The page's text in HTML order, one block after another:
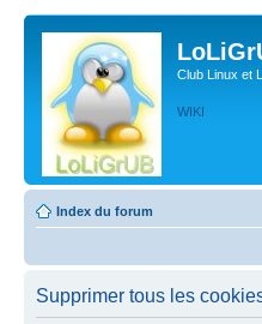
Club Linux et
WIKI
Index du forum
Supprimer tous les